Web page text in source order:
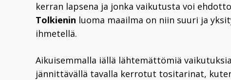
kerran lapsena ja jonka vaikutusta voi
Tolkienin luoma maailma on niin suuri ja
ihmetellä.
Aikuisemmalla iällä lähtemättömiä
jännittävällä tavalla kerrotut tositarinat,